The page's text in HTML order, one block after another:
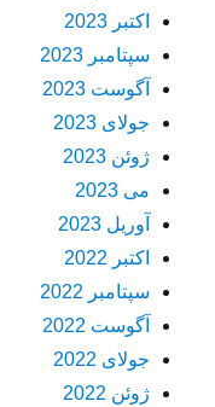
اکتبر 2023
سپتامبر 2023
آگوست 2023
جولای 2023
ژوئن 2023
می 2023
آوریل 2023
اکتبر 2022
سپتامبر 2022
آگوست 2022
جولای 2022
ژوئن 2022